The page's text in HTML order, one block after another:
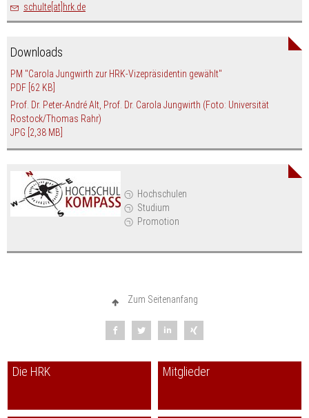
Hochschulen
Studium
Promotion
schulte[at]hrk.de
Downloads
PM "Carola Jungwirth zur HRK-Vizepräsidentin gewählt"
PDF [62 KB]
Prof. Dr. Peter-André Alt, Prof. Dr. Carola Jungwirth (Foto: Universität
Rostock/Thomas Rahr)
JPG [2,38 MB]
Zum Seitenanfang
Die HRK Mitglieder